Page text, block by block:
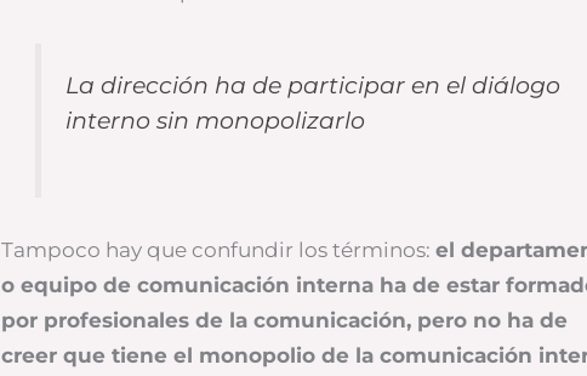
La dirección ha de participar en el diálogo
interno sin monopolizarlo
Tampoco hay que confundir los términos:el
o equipo de comunicación interna ha de estar
por profesionales de la comunicación, pero no ha de
creer que tiene el monopolio de la comunicación